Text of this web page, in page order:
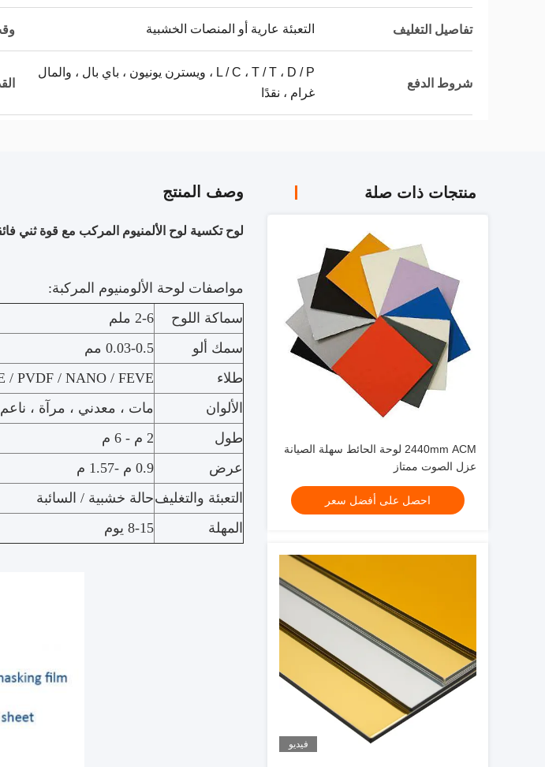
تفاصيل التغليف التعبئة عارية أو المنصات الخشبية
شروط الدفع
L / C ، T / T ، D / P ، ويسترن يونيون ، باي بال ، والمال
غرام ، نقدًا
منتجات ذات صلة
2440mm ACM لوحة الحائط سهلة الصيانة
عزل الصوت ممتاز
احصل على أفضل سعر
فيديو
وصف المنتج
لوح تكسية لوح الألمنيوم المركب مع قوة ثني
مواصفات لوحة الألومنيوم المركبة:
سماكة اللوح
2-6 ملم
سمك ألو
0.03-0.5 مم
طلاء
/ PVDF / NANO / FEVE
الألوان
مات ، معدني ، مرآة ،
طول
2 م - 6 م
عرض
0.9 م -1.57 م
التعبئة والتغليفحالة خشبية / السائبة
المهلة
8-15 يوم